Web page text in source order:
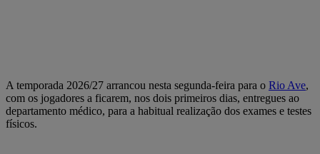
A temporada 2026/27 arrancou nesta segunda-feira para o Rio Ave,
com os jogadores a ficarem, nos dois primeiros dias, entregues ao
departamento médico, para a habitual realização dos exames e testes
físicos.